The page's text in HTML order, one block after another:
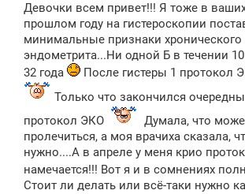
б
щ
е
н
и
е
Девочки всем привет!!! Я тоже в
прошлом году на гистероскопии
минимальные признаки хронического
эндометрита...Ни одной Б в течении
32 года
После гистеры 1 протокол
Только что закончился
протокол ЭКО
Думала, что
пролечиться, а моя врачиха сказала,
нужно....А в апреле у меня крио
намечается!!! Вот я и в сомнениях
Стоит ли делать или всё-таки нужно